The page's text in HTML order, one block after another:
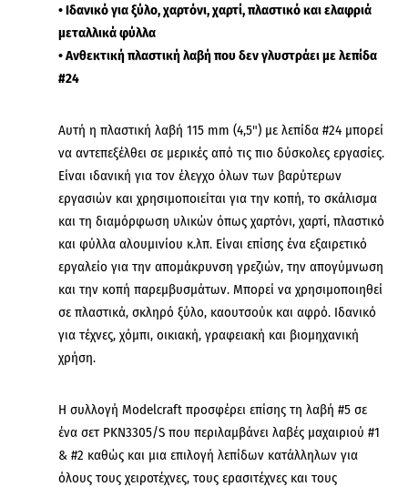
• Ιδανικό για ξύλο, χαρτόνι, χαρτί, πλαστικό και ελαφριά
μεταλλικά φύλλα
• Ανθεκτική πλαστική λαβή που δεν γλυστράει με λεπίδα
#24
Αυτή η πλαστική λαβή 115 mm (4,5") με λεπίδα #24 μπορεί
να αντεπεξέλθει σε μερικές από τις πιο δύσκολες εργασίες.
Είναι ιδανική για τον έλεγχο όλων των βαρύτερων
εργασιών και χρησιμοποιείται για την κοπή, το σκάλισμα
και τη διαμόρφωση υλικών όπως χαρτόνι, χαρτί, πλαστικό
και φύλλα αλουμινίου κ.λπ. Είναι επίσης ένα εξαιρετικό
εργαλείο για την απομάκρυνση γρεζιών, την απογύμνωση
και την κοπή παρεμβυσμάτων. Μπορεί να χρησιμοποιηθεί
σε πλαστικά, σκληρό ξύλο, καουτσούκ και αφρό. Ιδανικό
για τέχνες, χόμπι, οικιακή, γραφειακή και βιομηχανική
χρήση.
Η συλλογή Modelcraft προσφέρει επίσης τη λαβή #5 σε
ένα σετ PKN3305/S που περιλαμβάνει λαβές μαχαιριού #1
& #2 καθώς και μια επιλογή λεπίδων κατάλληλων για
όλους τους χειροτέχνες, τους ερασιτέχνες και τους